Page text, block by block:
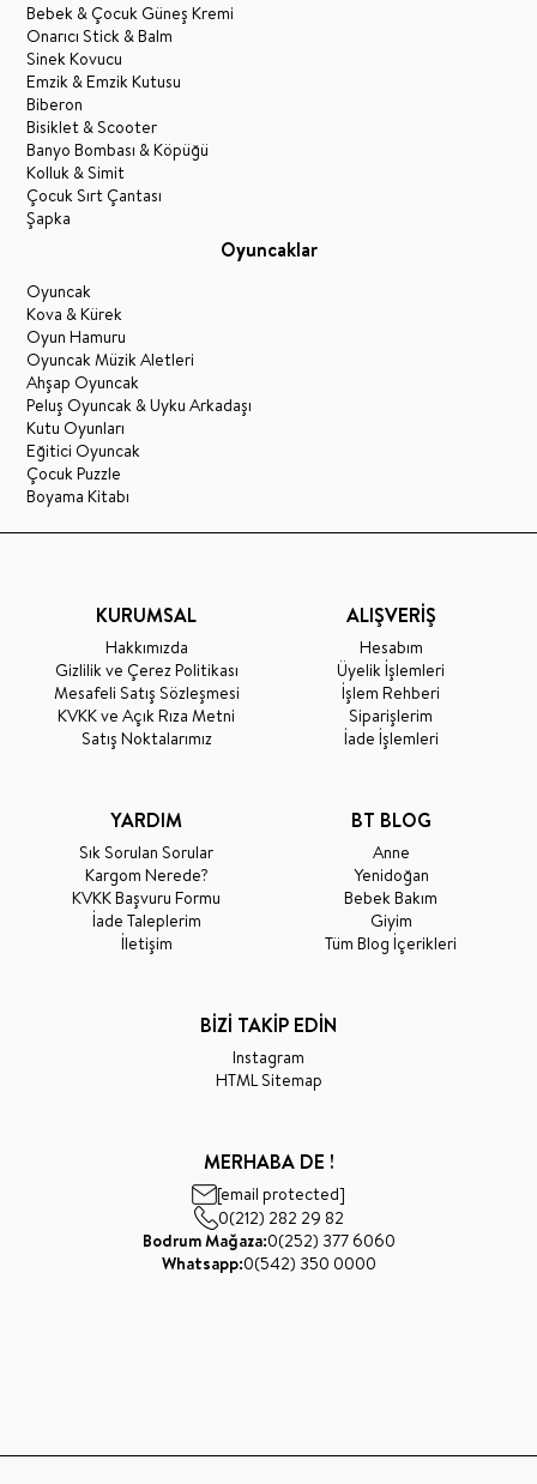
Bebek & Çocuk Güneş Kremi
Onarıcı Stick & Balm
Sinek Kovucu
Emzik & Emzik Kutusu
Biberon
Bisiklet & Scooter
Banyo Bombası & Köpüğü
Kolluk & Simit
Çocuk Sırt Çantası
Şapka
Oyuncaklar
Oyuncak
Kova & Kürek
Oyun Hamuru
Oyuncak Müzik Aletleri
Ahşap Oyuncak
Peluş Oyuncak & Uyku Arkadaşı
Kutu Oyunları
Eğitici Oyuncak
Çocuk Puzzle
Boyama Kitabı
KURUMSAL
Hakkımızda
Gizlilik ve Çerez Politikası
Mesafeli Satış Sözleşmesi
KVKK ve Açık Rıza Metni
Satış Noktalarımız
ALIŞVERİŞ
Hesabım
Üyelik İşlemleri
İşlem Rehberi
Siparişlerim
İade İşlemleri
YARDIM
Sık Sorulan Sorular
Kargom Nerede?
KVKK Başvuru Formu
İade Taleplerim
İletişim
BT BLOG
Anne
Yenidoğan
Bebek Bakım
Giyim
Tüm Blog İçerikleri
BİZİ TAKİP EDİN
Instagram
HTML Sitemap
MERHABA DE !
[email protected]
0(212) 282 29 82
Bodrum Mağaza:0(252) 377 6060
Whatsapp:0(542) 350 0000